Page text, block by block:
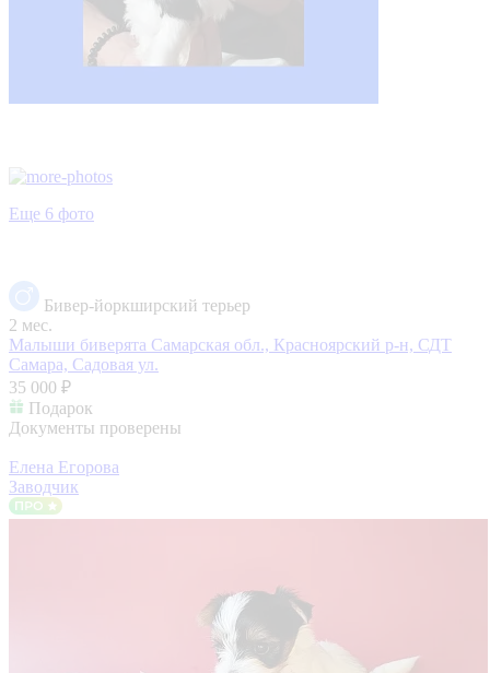
Еще 6 фото
Бивер-йоркширский терьер
2 мес.
Малыши биверята Самарская обл., Красноярский р-н, СДТ
Самара, Садовая ул.
35 000 ₽
Подарок
Документы проверены
Елена Егорова
Заводчик